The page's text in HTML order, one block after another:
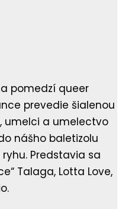
pomedzí queer
prevedie šialenou
umelci a umelectvo
nášho baletizolu
Predstavia sa
Talaga, Lotta Love,